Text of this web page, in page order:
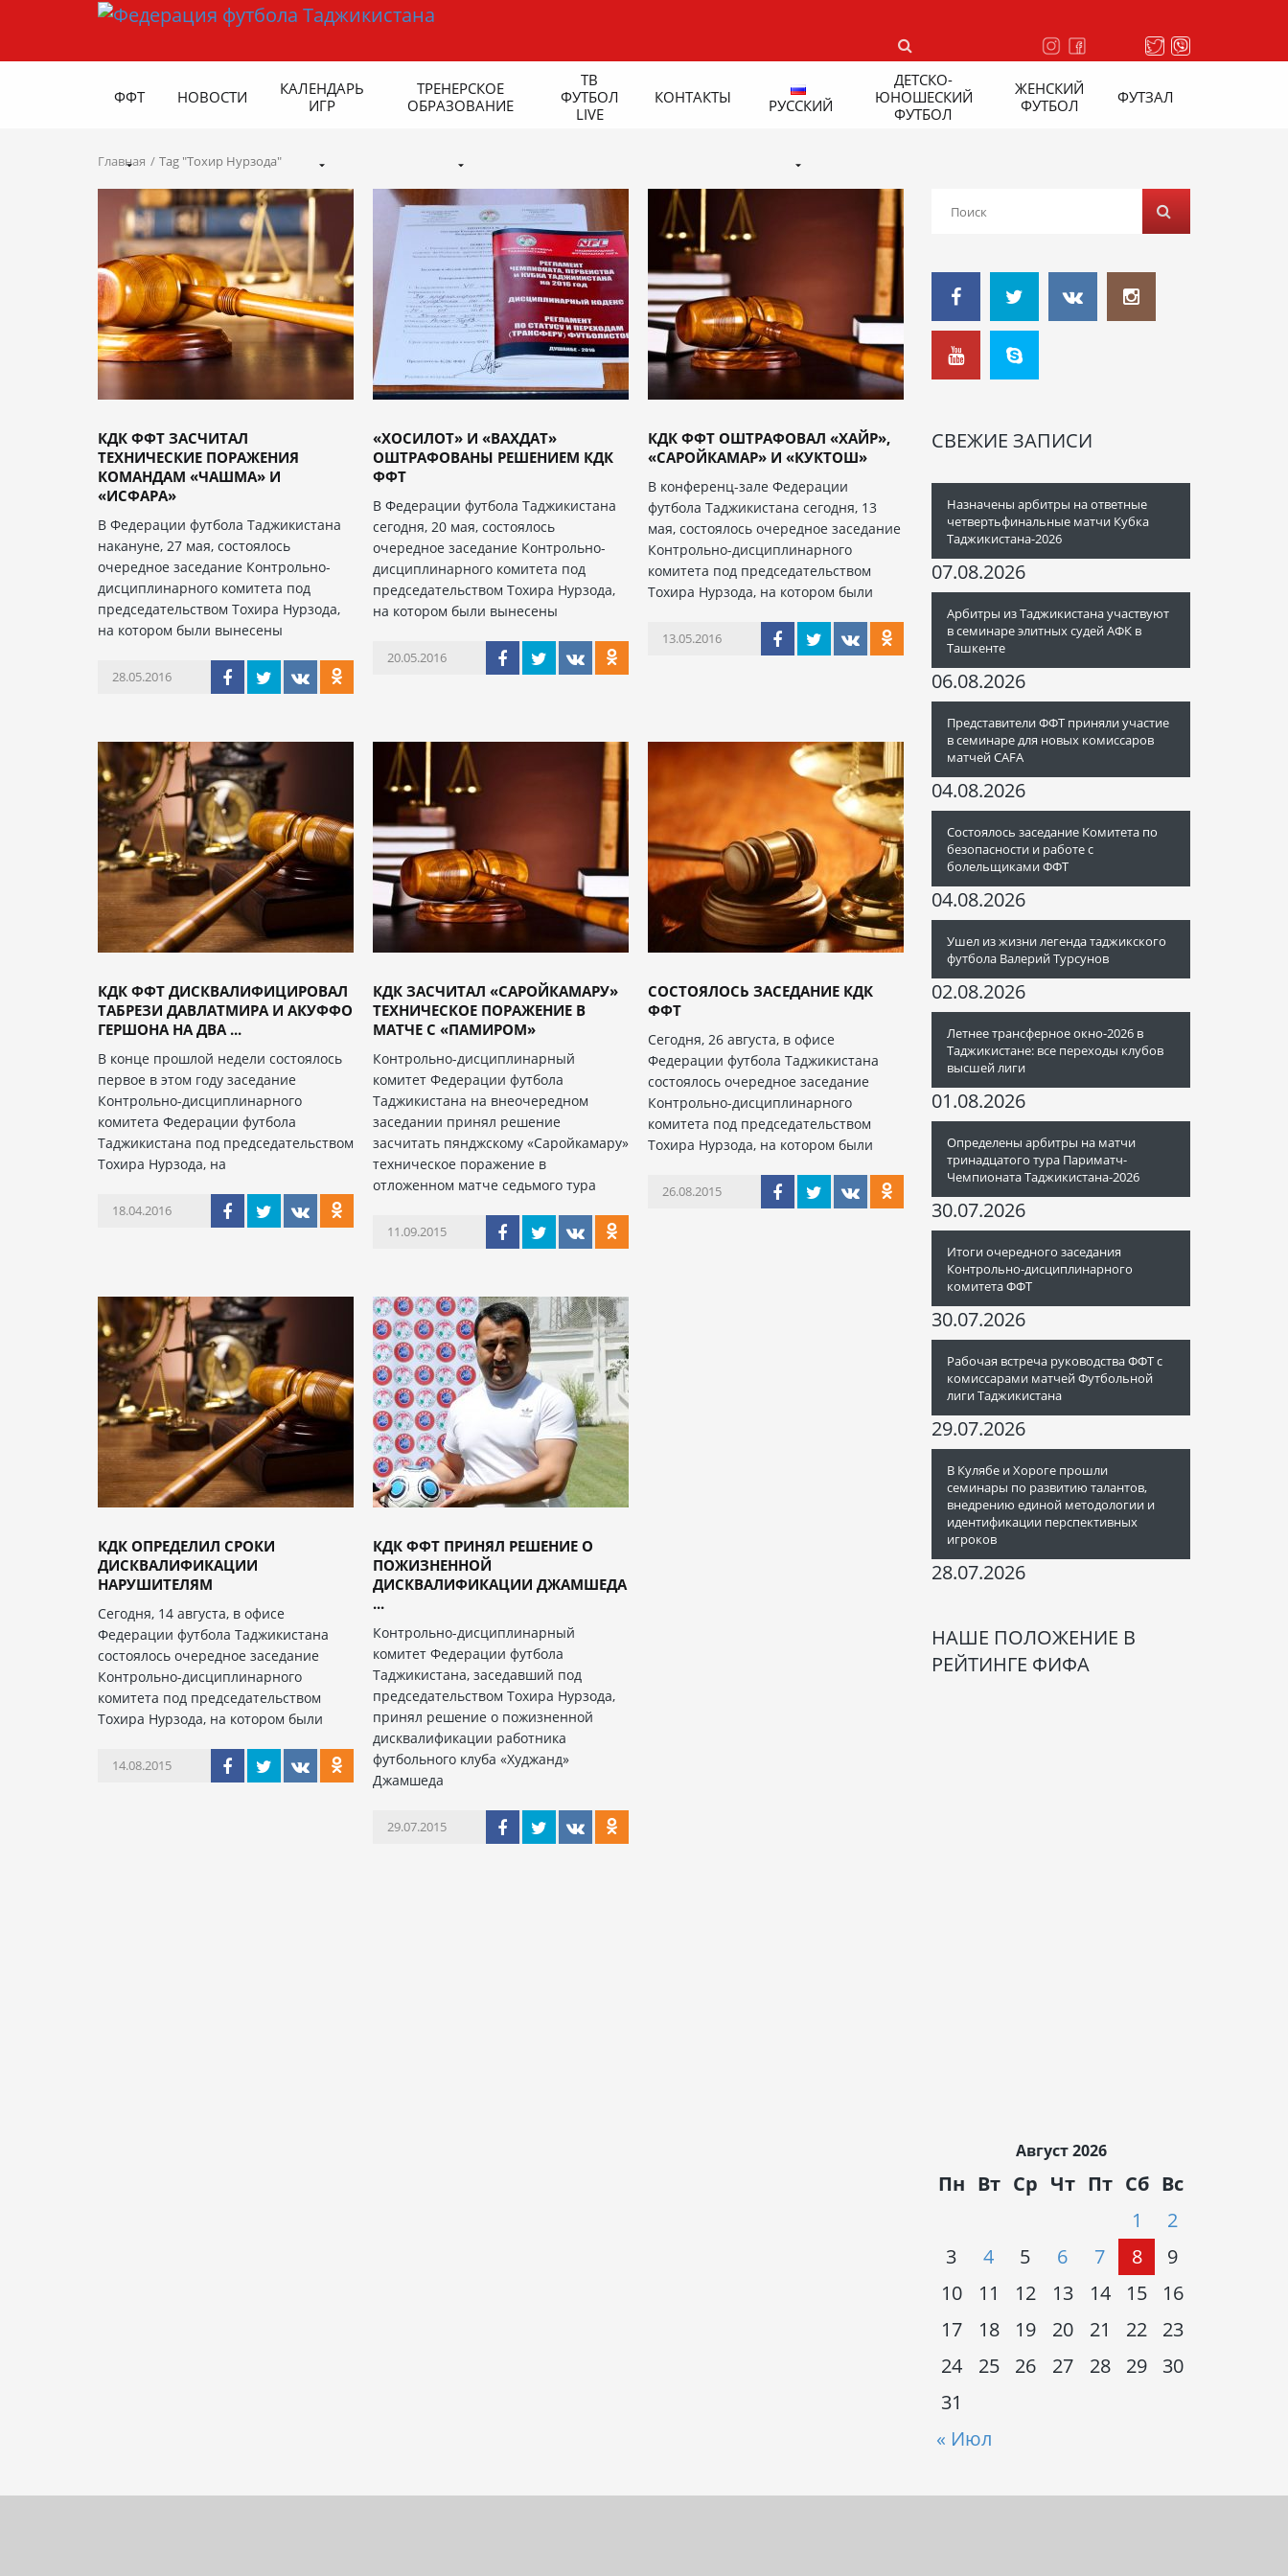
ФФТ НОВОСТИ
КАЛЕНДАРЬ
ИГР
ТРЕНЕРСКОЕ
ОБРАЗОВАНИЕ
ТВ
ФУТБОЛ
LIVE
КОНТАКТЫ РУССКИЙ
ДЕТСКО-
ЮНОШЕСКИЙ
ФУТБОЛ
ЖЕНСКИЙ
ФУТБОЛ
ФУТЗАЛ
Главная Tag "Тохир Нурзода"
КДК ФФТ ЗАСЧИТАЛ
ТЕХНИЧЕСКИЕ ПОРАЖЕНИЯ
КОМАНДАМ «ЧАШМА» И
«ИСФАРА»
В Федерации футбола Таджикистана
накануне, 27 мая, состоялось
очередное заседание Контрольно-
дисциплинарного комитета под
председательством Тохира Нурзода,
на котором были вынесены
28.05.2016
«ХОСИЛОТ» И «ВАХДАТ»
ОШТРАФОВАНЫ РЕШЕНИЕМ КДК
ФФТ
В Федерации футбола Таджикистана
сегодня, 20 мая, состоялось
очередное заседание Контрольно-
дисциплинарного комитета под
председательством Тохира Нурзода,
на котором были вынесены
20.05.2016
КДК ФФТ ОШТРАФОВАЛ «ХАЙР»,
«САРОЙКАМАР» И «КУКТОШ»
В конференц-зале Федерации
футбола Таджикистана сегодня, 13
мая, состоялось очередное заседание
Контрольно-дисциплинарного
комитета под председательством
Тохира Нурзода, на котором были
13.05.2016
КДК ФФТ ДИСКВАЛИФИЦИРОВАЛ
ТАБРЕЗИ ДАВЛАТМИРА И АКУФФО
ГЕРШОНА НА ДВА ...
В конце прошлой недели состоялось
первое в этом году заседание
Контрольно-дисциплинарного
комитета Федерации футбола
Таджикистана под председательством
Тохира Нурзода, на
18.04.2016
КДК ЗАСЧИТАЛ «САРОЙКАМАРУ»
ТЕХНИЧЕСКОЕ ПОРАЖЕНИЕ В
МАТЧЕ С «ПАМИРОМ»
Контрольно-дисциплинарный
комитет Федерации футбола
Таджикистана на внеочередном
заседании принял решение
засчитать пянджскому «Саройкамару»
техническое поражение в
отложенном матче седьмого тура
11.09.2015
СОСТОЯЛОСЬ ЗАСЕДАНИЕ КДК
ФФТ
Сегодня, 26 августа, в офисе
Федерации футбола Таджикистана
состоялось очередное заседание
Контрольно-дисциплинарного
комитета под председательством
Тохира Нурзода, на котором были
26.08.2015
КДК ОПРЕДЕЛИЛ СРОКИ
ДИСКВАЛИФИКАЦИИ
НАРУШИТЕЛЯМ
Сегодня, 14 августа, в офисе
Федерации футбола Таджикистана
состоялось очередное заседание
Контрольно-дисциплинарного
комитета под председательством
Тохира Нурзода, на котором были
14.08.2015
КДК ФФТ ПРИНЯЛ РЕШЕНИЕ О
ПОЖИЗНЕННОЙ
ДИСКВАЛИФИКАЦИИ ДЖАМШЕДА
...
Контрольно-дисциплинарный
комитет Федерации футбола
Таджикистана, заседавший под
председательством Тохира Нурзода,
принял решение о пожизненной
дисквалификации работника
футбольного клуба «Худжанд»
Джамшеда
29.07.2015
СВЕЖИЕ ЗАПИСИ
Назначены арбитры на ответные
четвертьфинальные матчи Кубка
Таджикистана-2026
07.08.2026
Арбитры из Таджикистана участвуют
в семинаре элитных судей АФК в
Ташкенте
06.08.2026
Представители ФФТ приняли участие
в семинаре для новых комиссаров
матчей CAFA
04.08.2026
Состоялось заседание Комитета по
безопасности и работе с
болельщиками ФФТ
04.08.2026
Ушел из жизни легенда таджикского
футбола Валерий Турсунов
02.08.2026
Летнее трансферное окно-2026 в
Таджикистане: все переходы клубов
высшей лиги
01.08.2026
Определены арбитры на матчи
тринадцатого тура Париматч-
Чемпионата Таджикистана-2026
30.07.2026
Итоги очередного заседания
Контрольно-дисциплинарного
комитета ФФТ
30.07.2026
Рабочая встреча руководства ФФТ с
комиссарами матчей Футбольной
лиги Таджикистана
29.07.2026
В Кулябе и Хороге прошли
семинары по развитию талантов,
внедрению единой методологии и
идентификации перспективных
игроков
28.07.2026
НАШЕ ПОЛОЖЕНИЕ В
РЕЙТИНГЕ ФИФА
Август 2026
Пн Вт Ср Чт Пт Сб Вс
« Июл
1
2
3
4 5 6 7 8
9
10
11 12 13 14 15
16
17
18 19 20 21 22
23
24
25 26 27 28 29
30
31